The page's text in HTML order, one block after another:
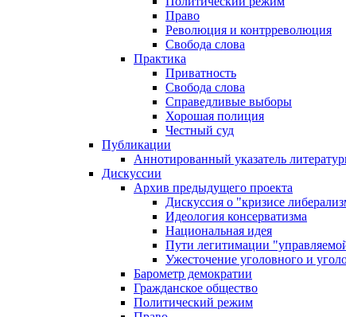
Право
Революция и контрреволюция
Свобода слова
Практика
Приватность
Свобода слова
Справедливые выборы
Хорошая полиция
Честный суд
Публикации
Аннотированный указатель
Дискуссии
Архив предыдущего проекта
Дискуссия о "кризисе
Идеология консерватизма
Национальная идея
Пути легитимации
Ужесточение уголовного и
Барометр демократии
Гражданское общество
Политический режим